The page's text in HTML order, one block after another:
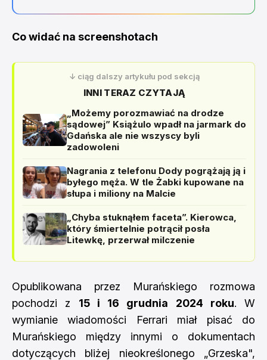
Co widać na screenshotach
↓ ciąg dalszy artykułu pod sekcją
INNI TERAZ CZYTAJĄ
„Możemy porozmawiać na drodze
sądowej” Książulo wpadł na jarmark do
Gdańska ale nie wszyscy byli
zadowoleni
Nagrania z telefonu Dody pogrążają ją i
byłego męża. W tle Żabki kupowane na
słupa i miliony na Malcie
„Chyba stuknąłem faceta”. Kierowca,
który śmiertelnie potrącił posła
Litewkę, przerwał milczenie
Opublikowana przez Murańskiego rozmowa
pochodzi z 15 i 16 grudnia 2024 roku. W
wymianie wiadomości Ferrari miał pisać do
Murańskiego między innymi o dokumentach
dotyczących bliżej nieokreślonego „Grzeska",